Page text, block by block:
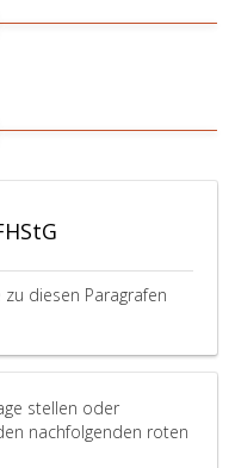
diesen Paragrafen
stellen oder
nachfolgenden roten